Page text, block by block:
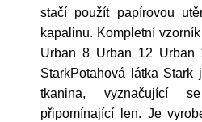
stačí použít papírovou
kapalinu. Kompletní
Urban 8 Urban 12 Urban
StarkPotahová látka Stark
tkanina, vyznačující
připomínající len. Je